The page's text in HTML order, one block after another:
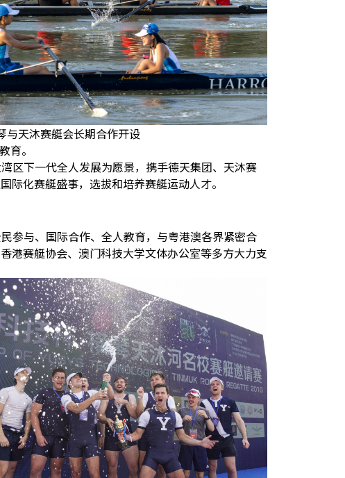
与天沐赛艇会长期合作开设
育。
区下一代全人发展为愿景，携手德天集团、天沐赛
化赛艇盛事，选拔和培养赛艇运动人才。
参与、国际合作、全人教育，与粤港澳各界紧密合
港赛艇协会、澳门科技大学文体办公室等多方大力支